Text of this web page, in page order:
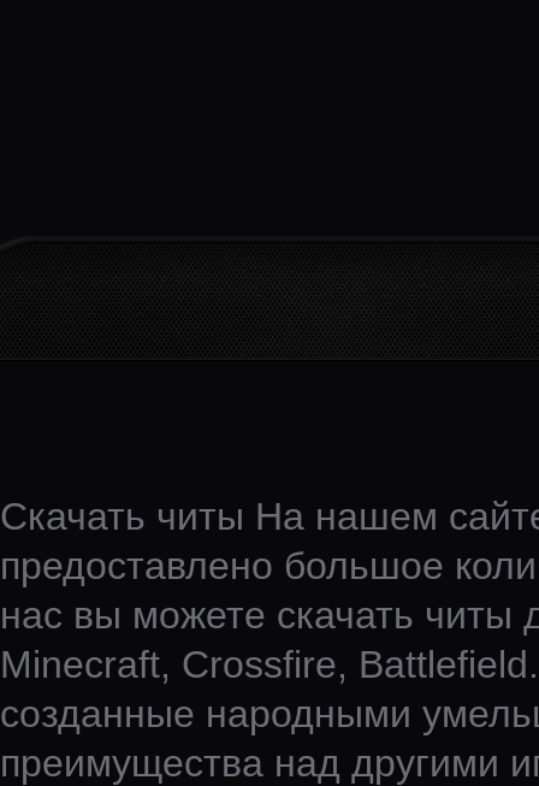
Скачать читы На нашем
предоставлено большое
нас вы можете скачать читы
Minecraft, Crossfire,
созданные народными
преимущества над другими